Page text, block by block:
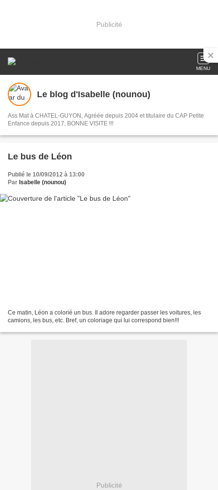
Publicité
MENU
Le blog d'Isabelle (nounou)
Ass Mat à CHATEL-GUYON, Agréée depuis 2004 et titulaire du CAP Petite
Enfance depuis 2017, BONNE VISITE !!!
Le bus de Léon
Publié le 10/09/2012 à 13:00
Par Isabelle (nounou)
Ce matin, Léon a colorié un bus. Il adore regarder passer les voitures, les
camions, les bus, etc. Bref, un coloriage qui lui correspond bien!!!
Publicité